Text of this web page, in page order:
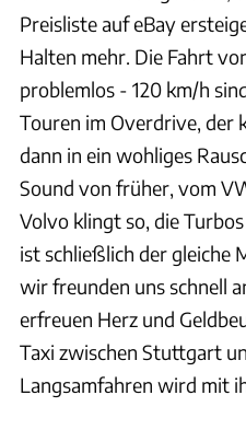
Preisliste auf eBay
Halten mehr. Die Fahrt
problemlos - 120 km/h
Touren im Overdrive, der
dann in ein wohliges
Sound von früher, vom
Volvo klingt so, die
ist schließlich der gleiche
wir freunden uns schnell
erfreuen Herz und
Taxi zwischen Stuttgart
Langsamfahren wird mit